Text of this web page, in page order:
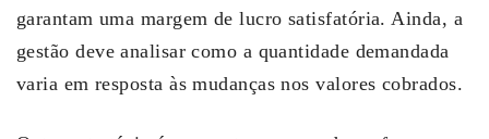
garantam uma margem de lucro satisfatória. Ainda, a
gestão deve analisar como a quantidade demandada
varia em resposta às mudanças nos valores cobrados.